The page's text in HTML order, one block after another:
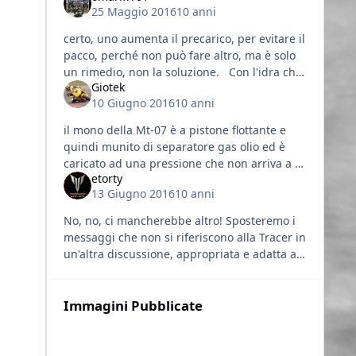
25 Maggio 201610 anni
certo, uno aumenta il precarico, per evitare il
pacco, perché non può fare altro, ma è solo
un rimedio, non la soluzione. Con l'idra che
funziona puoi far fare alla molla il suo lavoro,
reggere il
Giotek
10 Giugno 201610 anni
il mono della Mt-07 è a pistone flottante e
quindi munito di separatore gas olio ed è
caricato ad una pressione che non arriva a 4
bar.Per minimizzare uno dei problemi
possibili nei mono che lavorano
etorty
13 Giugno 201610 anni
No, no, ci mancherebbe altro! Sposteremo i
messaggi che non si riferiscono alla Tracer in
un'altra discussione, appropriata e adatta ad
Immagini Pubblicate